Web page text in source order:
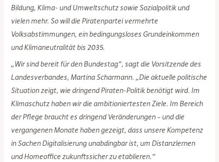
Bildung, Klima- und Umweltschutz sowie Sozialpolitik und
vielen mehr. So will die Piratenpartei vermehrte
Volksabstimmungen, ein bedingungsloses Grundeinkommen
und Klimaneutralität bis 2035.
„Wir sind bereit für den Bundestag“, sagt die Vorsitzende des
Landesverbandes, Martina Scharmann. „Die aktuelle politische
Situation zeigt, wie dringend Piraten-Politik benötigt wird. Im
Klimaschutz haben wir die ambitioniertesten Ziele. Im Bereich
der Pflege braucht es dringend Veränderungen – und die
vergangenen Monate haben gezeigt, dass unsere Kompetenz
in Sachen Digitalisierung unabdingbar ist, um Distanzlernen
und Homeoffice zukunftssicher zu etablieren.“